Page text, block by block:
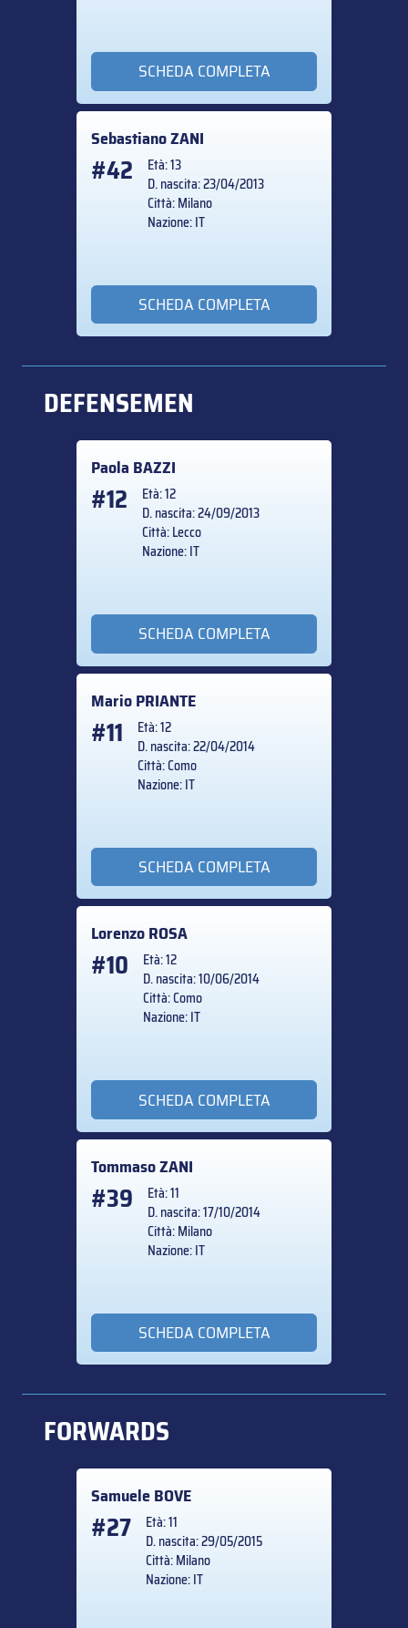
SCHEDA COMPLETA
SebastianoZANI
#42
Età: 13
D. nascita: 23/04/2013
Città: Milano
Nazione: IT
SCHEDA COMPLETA
DEFENSEMEN
Paola BAZZI
#12
Età: 12
D. nascita: 24/09/2013
Città: Lecco
Nazione: IT
SCHEDA COMPLETA
MarioPRIANTE
#11
Età: 12
D. nascita: 22/04/2014
Città: Como
Nazione: IT
SCHEDA COMPLETA
LorenzoROSA
#10
Età: 12
D. nascita: 10/06/2014
Città: Como
Nazione: IT
SCHEDA COMPLETA
TommasoZANI
#39
Età: 11
D. nascita: 17/10/2014
Città: Milano
Nazione: IT
SCHEDA COMPLETA
FORWARDS
SamueleBOVE
#27
Età: 11
D. nascita: 29/05/2015
Città: Milano
Nazione: IT